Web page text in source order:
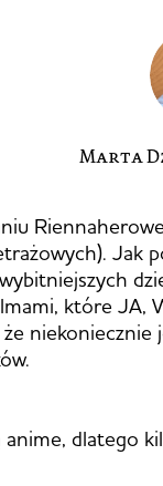
Marta
Jak
które JA,
dlatego